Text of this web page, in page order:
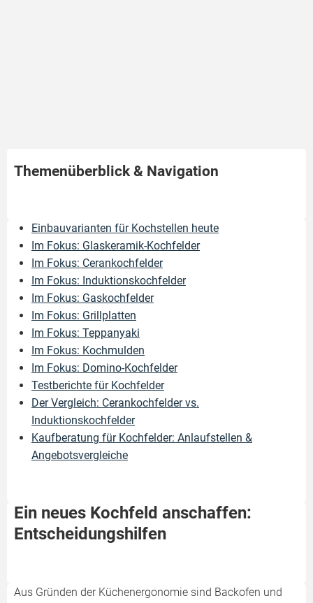
Themenüberblick & Navigation
Einbauvarianten für Kochstellen heute
Im Fokus: Glaskeramik-Kochfelder
Im Fokus: Cerankochfelder
Im Fokus: Induktionskochfelder
Im Fokus: Gaskochfelder
Im Fokus: Grillplatten
Im Fokus: Teppanyaki
Im Fokus: Kochmulden
Im Fokus: Domino-Kochfelder
Testberichte für Kochfelder
Der Vergleich: Cerankochfelder vs.
Induktionskochfelder
Kaufberatung für Kochfelder: Anlaufstellen &
Angebotsvergleiche
Ein neues Kochfeld anschaffen:
Entscheidungshilfen
Aus Gründen der Küchenergonomie sind Backofen und